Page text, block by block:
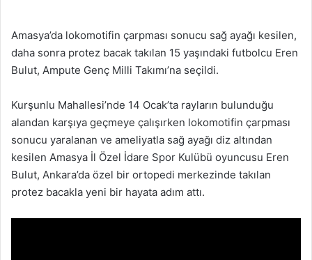
Amasya’da lokomotifin çarpması sonucu sağ ayağı kesilen,
daha sonra protez bacak takılan 15 yaşındaki futbolcu Eren
Bulut, Ampute Genç Milli Takımı’na seçildi.
Kurşunlu Mahallesi’nde 14 Ocak’ta rayların bulunduğu
alandan karşıya geçmeye çalışırken lokomotifin çarpması
sonucu yaralanan ve ameliyatla sağ ayağı diz altından
kesilen Amasya İl Özel İdare Spor Kulübü oyuncusu Eren
Bulut, Ankara’da özel bir ortopedi merkezinde takılan
protez bacakla yeni bir hayata adım attı.